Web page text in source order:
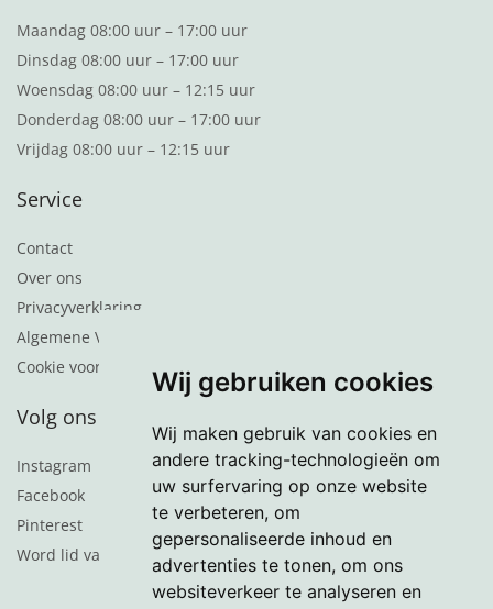
Wij gebruiken cookies
Wij maken gebruik van cookies en
andere tracking-technologieën om
uw surfervaring op onze website
te verbeteren, om
gepersonaliseerde inhoud en
advertenties te tonen, om ons
websiteverkeer te analyseren en
Maandag 08:00 uur – 17:00 uur
Dinsdag 08:00 uur – 17:00 uur
Woensdag 08:00 uur – 12:15 uur
Donderdag 08:00 uur – 17:00 uur
Vrijdag 08:00 uur – 12:15 uur
Service
Contact
Over ons
Privacyverklaring
Algemene Voorwaarden
Cookie voorkeuren
Volg ons
Instagram
Facebook
Pinterest
Word lid van de nieuwsbrief